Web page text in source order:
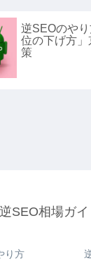
逆SEOのや
位の下げ方
策
逆SEO相場ガイ
り方